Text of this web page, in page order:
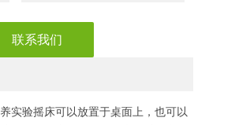
联系我们
实验摇床可以放置于桌面上，也可以